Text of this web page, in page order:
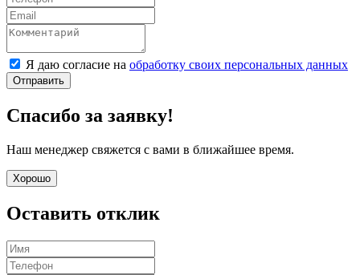
Я даю согласие на обработку своих персональных данных
Отправить
Спасибо за заявку!
Наш менеджер свяжется с вами в ближайшее время.
Хорошо
Оставить отклик